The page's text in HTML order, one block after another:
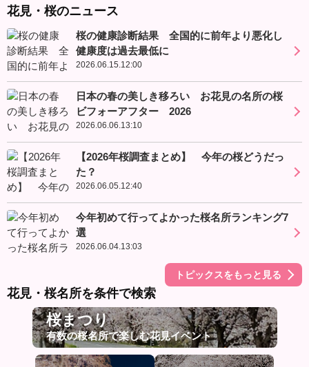
花見・桜のニュース
桜の健康診断結果 全国的に前年より悪化し
健康度は過去最低に
2026.06.15.12:00
日本の春の美しき移ろい お花見の名所の桜
ビフォーアフター 2026
2026.06.06.13:10
【2026年桜調査まとめ】 今年の桜どうだっ
た？
2026.06.05.12:40
今年初めて行ってよかった桜名所ランキング7
選
2026.06.04.13:03
トピックスをもっと見る
花見・桜名所を条件で検索
桜まつり
有数の桜名所で楽しむ花見イベント